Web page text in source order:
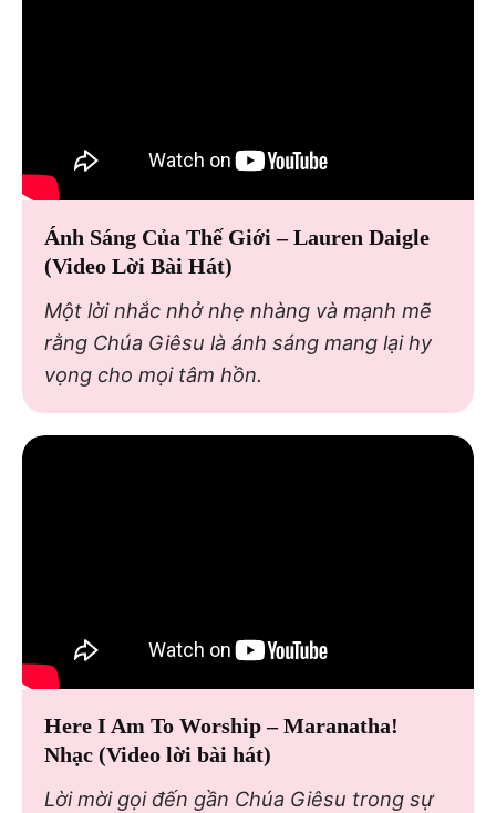
Ánh Sáng Của Thế Giới – Lauren Daigle
(Video Lời Bài Hát)
Một lời nhắc nhở nhẹ nhàng và mạnh mẽ
rằng Chúa Giêsu là ánh sáng mang lại hy
vọng cho mọi tâm hồn.
Here I Am To Worship – Maranatha!
Nhạc (Video lời bài hát)
Lời mời gọi đến gần Chúa Giêsu trong sự